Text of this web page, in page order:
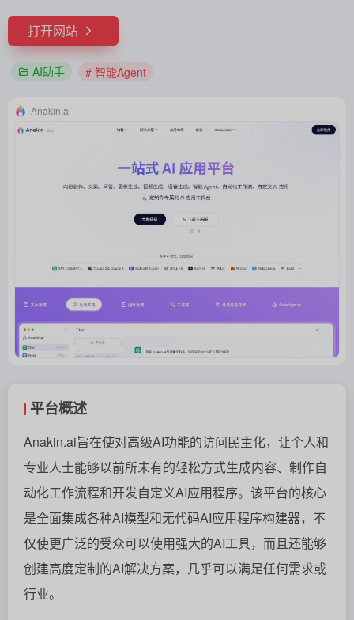
打开网站
AI助手 # 智能Agent
Anakin.ai
平台概述
Anakin.ai旨在使对高级AI功能的访问民主化，让个人和
专业人士能够以前所未有的轻松方式生成内容、制作自
动化工作流程和开发自定义AI应用程序。该平台的核心
是全面集成各种AI模型和无代码AI应用程序构建器，不
仅使更广泛的受众可以使用强大的AI工具，而且还能够
创建高度定制的AI解决方案，几乎可以满足任何需求或
行业。